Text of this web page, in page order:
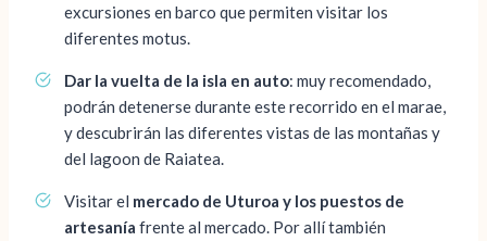
excursiones en barco que permiten visitar los
diferentes motus.
Dar la vuelta de la isla en auto: muy recomendado,
podrán detenerse durante este recorrido en el marae,
y descubrirán las diferentes vistas de las montañas y
del lagoon de Raiatea.
Visitar el mercado de Uturoa y los puestos de
artesanía frente al mercado. Por allí también